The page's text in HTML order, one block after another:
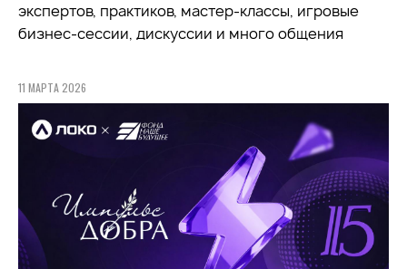
экспертов, практиков, мастер-классы, игровые
бизнес-сессии, дискуссии и много общения
11 МАРТА 2026